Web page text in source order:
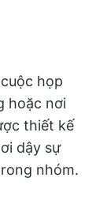
họp
hoặc nơi
thiết kế
dậy sự
nhóm.